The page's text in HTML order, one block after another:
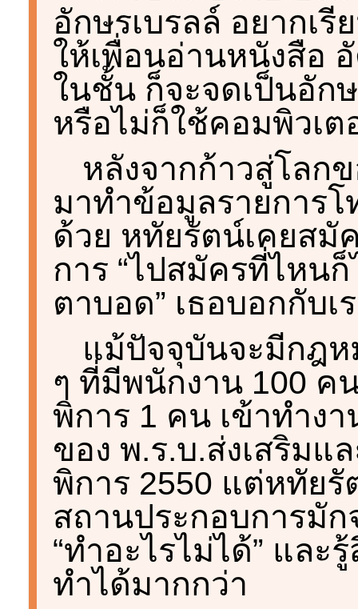
อักษรเบรลล์ อยากเ
ให้เพื่อนอ่านหนังสือ
ในชั้น ก็จะจดเป็นอัก
หรือไม่ก็ใช้คอมพิวเต
หลังจากก้าวสู่โลก
มาทำข้อมูลรายการ
ด้วย หทัยรัตน์เคยสมั
การ “ไปสมัครที่ไหน
ตาบอด” เธอบอกกับเ
แม้ปัจจุบันจะมีกฎห
ๆ ที่มีพนักงาน 100
พิการ 1 คน เข้าทำง
ของ พ.ร.บ.ส่งเสริม
พิการ 2550 แต่หทัยรั
สถานประกอบการมั
“ทำอะไรไม่ได้” แล
ทำได้มากกว่า